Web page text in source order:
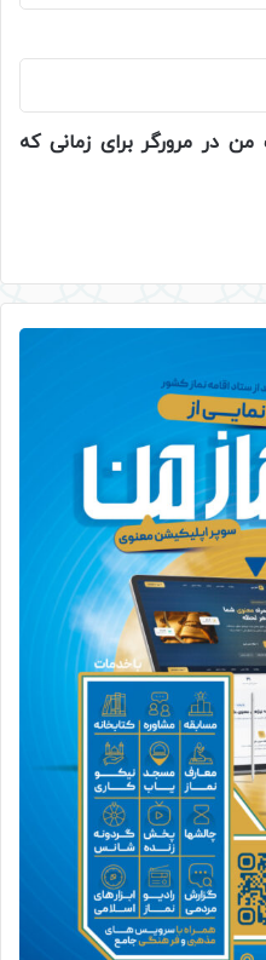
در مرورگر برای زمانی که